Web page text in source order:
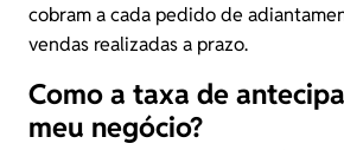
cobram a cada pedido de
vendas realizadas a prazo.
Como a taxa de
meu negócio?